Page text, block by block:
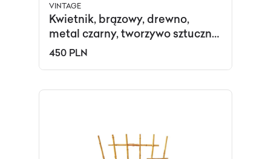
VINTAGE
Kwietnik, brązowy, drewno,
metal czarny, tworzywo sztuczne
biały, Polska, lata 80.
450 PLN